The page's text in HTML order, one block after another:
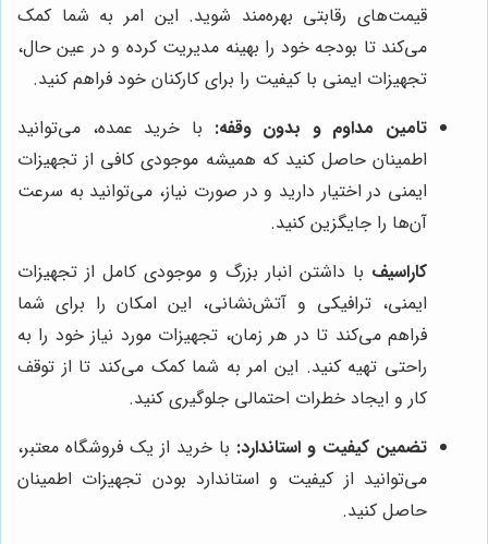
قیمت‌های رقابتی بهره‌مند شوید. این امر به شما کمک
می‌کند تا بودجه خود را بهینه مدیریت کرده و در عین حال،
تجهیزات ایمنی با کیفیت را برای کارکنان خود فراهم کنید.
تامین مداوم و بدون وقفه: با خرید عمده، می‌توانید
اطمینان حاصل کنید که همیشه موجودی کافی از تجهیزات
ایمنی در اختیار دارید و در صورت نیاز، می‌توانید به سرعت
آن‌ها را جایگزین کنید.
کاراسیف با داشتن انبار بزرگ و موجودی کامل از تجهیزات
ایمنی، ترافیکی و آتش‌نشانی، این امکان را برای شما
فراهم می‌کند تا در هر زمان، تجهیزات مورد نیاز خود را به
راحتی تهیه کنید. این امر به شما کمک می‌کند تا از توقف
کار و ایجاد خطرات احتمالی جلوگیری کنید.
تضمین کیفیت و استاندارد: با خرید از یک فروشگاه معتبر،
می‌توانید از کیفیت و استاندارد بودن تجهیزات اطمینان
حاصل کنید.